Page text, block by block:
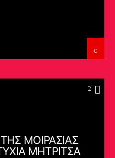
2
ΜΟΙΡΑΣΙΑΣ
ΜΗΤΡΙΤΣΑ